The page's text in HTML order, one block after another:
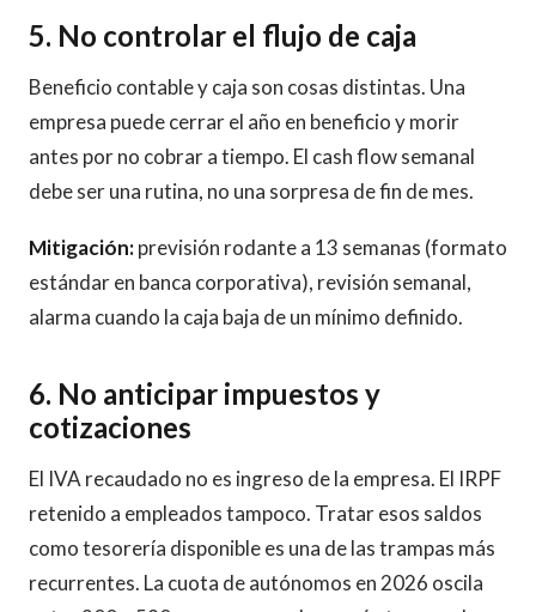
5. No controlar el flujo de caja
Beneficio contable y caja son cosas distintas. Una
empresa puede cerrar el año en beneficio y morir
antes por no cobrar a tiempo. El cash flow semanal
debe ser una rutina, no una sorpresa de fin de mes.
Mitigación:previsión rodante a 13 semanas (formato
estándar en banca corporativa), revisión semanal,
alarma cuando la caja baja de un mínimo definido.
6. No anticipar impuestos y
cotizaciones
El IVA recaudado no es ingreso de la empresa. El IRPF
retenido a empleados tampoco. Tratar esos saldos
como tesorería disponible es una de las trampas más
recurrentes. La cuota de autónomos en 2026 oscila